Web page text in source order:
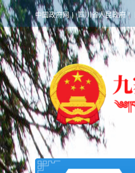
中国政府网 | 四川省人民政府 |